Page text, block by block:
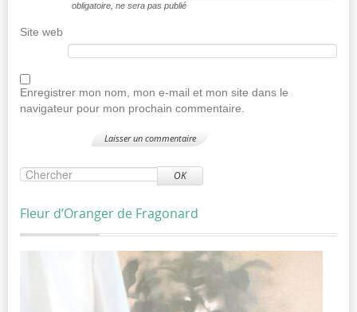
obligatoire, ne sera pas publié
Site web
Enregistrer mon nom, mon e-mail et mon site dans le
navigateur pour mon prochain commentaire.
OK
Fleur d’Oranger de Fragonard